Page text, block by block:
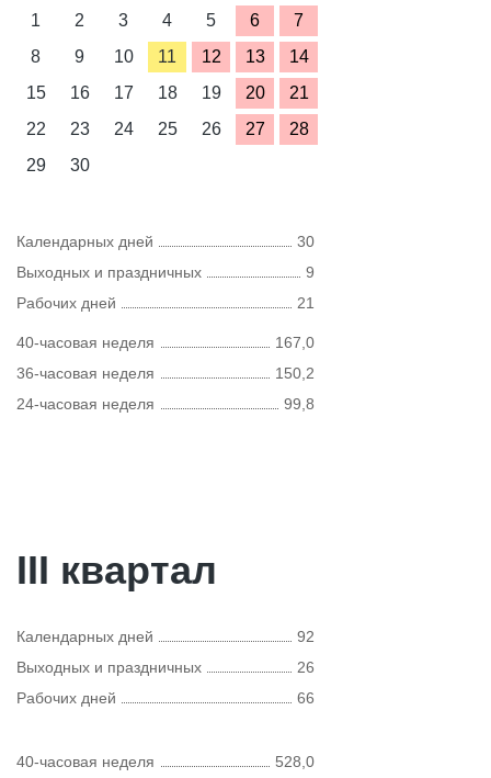
1
2 3 4 5 6
7
8
9 10 11 12 13
14
15
16 17 18 19 20
21
22
23 24 25 26 27
28
29
30
Календарных дней
30
Выходных и праздничных
9
Рабочих дней
21
40-часовая неделя
167,0
36-часовая неделя
150,2
24-часовая неделя
99,8
III квартал
Календарных дней
92
Выходных и праздничных
26
Рабочих дней
66
40-часовая неделя 528,0